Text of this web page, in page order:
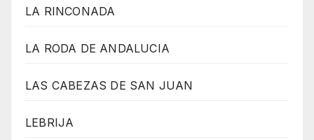
LA RINCONADA
LA RODA DE ANDALUCIA
LAS CABEZAS DE SAN JUAN
LEBRIJA